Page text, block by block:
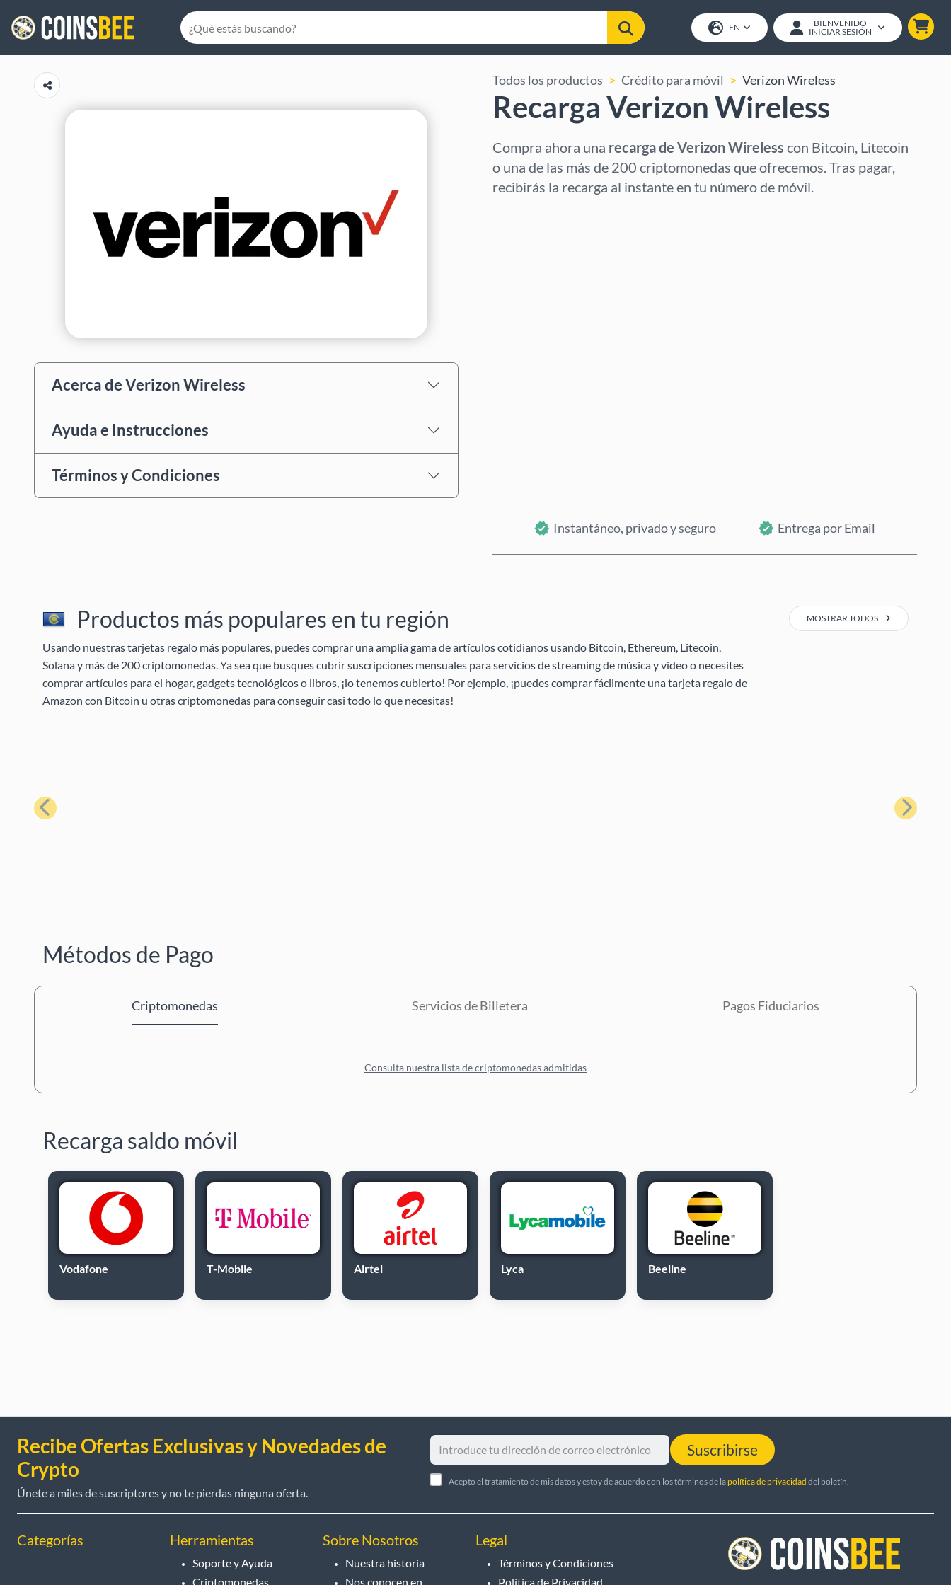
EN
BIENVENIDO
INICIAR SESIÓN
Acerca de Verizon Wireless
Ayuda e Instrucciones
Términos y Condiciones
Todos los productos Crédito para móvil Verizon Wireless
Recarga Verizon Wireless
Compra ahora una recarga de Verizon Wireless con Bitcoin, Litecoin
o una de las más de 200 criptomonedas que ofrecemos. Tras pagar,
recibirás la recarga al instante en tu número de móvil.
Instantáneo, privado y seguro Entrega por Email
Productos más populares en tu región
Usando nuestras tarjetas regalo más populares, puedes comprar una amplia gama de artículos cotidianos usando Bitcoin, Ethereum, Litecoin,
Solana y más de 200 criptomonedas. Ya sea que busques cubrir suscripciones mensuales para servicios de streaming de música y video o necesites
comprar artículos para el hogar, gadgets tecnológicos o libros, ¡lo tenemos cubierto! Por ejemplo, ¡puedes comprar fácilmente una tarjeta regalo de
Amazon con Bitcoin u otras criptomonedas para conseguir casi todo lo que necesitas!
MOSTRAR TODOS
Anterior Siguiente
Métodos de Pago
Criptomonedas Servicios de Billetera Pagos Fiduciarios
Consulta nuestra lista de criptomonedas admitidas
Recarga saldo móvil
Vodafone T-Mobile Airtel Lyca Beeline
Recibe Ofertas Exclusivas y Novedades de
Crypto
Únete a miles de suscriptores y no te pierdas ninguna oferta.
Suscribirse
Acepto el tratamiento de mis datos y estoy de acuerdo con los términos de lapolítica de privacidad del boletín.
Categorías Herramientas
Soporte y Ayuda
Criptomonedas
Sobre Nosotros
Nuestra historia
Nos conocen en
Legal
Términos y Condiciones
Política de Privacidad